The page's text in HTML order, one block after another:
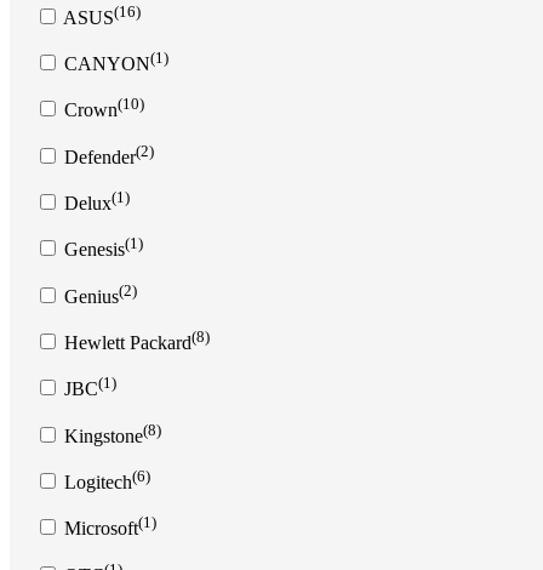
ASUS(16)
CANYON(1)
Crown(10)
Defender(2)
Delux(1)
Genesis(1)
Genius(2)
Hewlett Packard(8)
JBC(1)
Kingstone(8)
Logitech(6)
Microsoft(1)